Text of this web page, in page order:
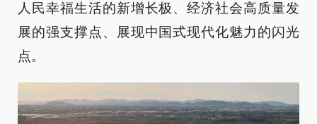
人民幸福生活的新增长极、经济社会高质量发
展的强支撑点、展现中国式现代化魅力的闪光
点。